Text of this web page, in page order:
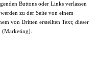
Buttons oder Links verlassen
zu der Seite von einem
von Dritten erstellten Text; dieser